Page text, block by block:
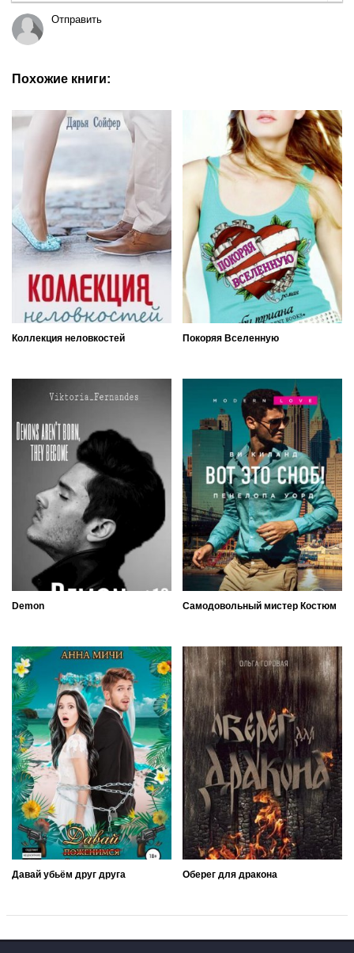
Отправить
Похожие книги:
Коллекция неловкостей Покоряя Вселенную
Demon Самодовольный мистер Костюм
Давай убьём друг друга Оберег для дракона